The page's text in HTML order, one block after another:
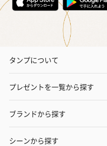
タンプについて
プレゼントを一覧から探す
ブランドから探す
シーンから探す